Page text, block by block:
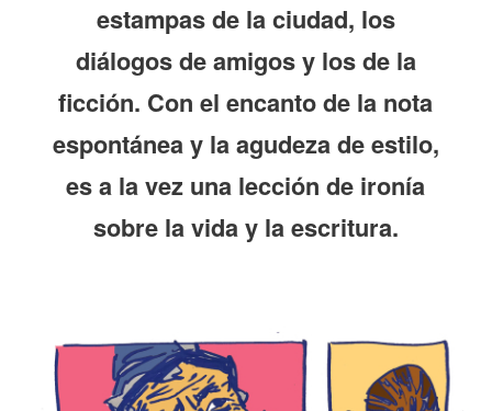
estampas de la ciudad, los
diálogos de amigos y los de la
ficción. Con el encanto de la nota
espontánea y la agudeza de estilo,
es a la vez una lección de ironía
sobre la vida y la escritura.